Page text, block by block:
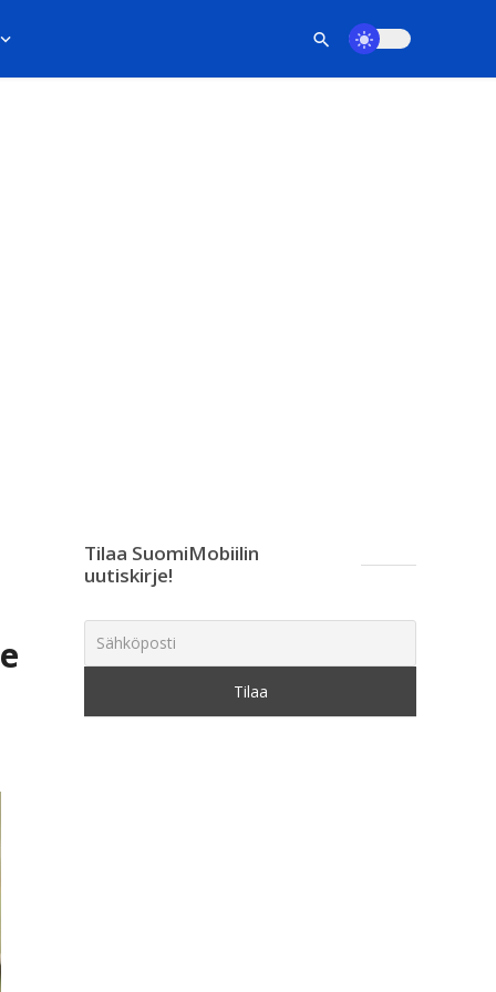
Tilaa SuomiMobiilin
uutiskirje!